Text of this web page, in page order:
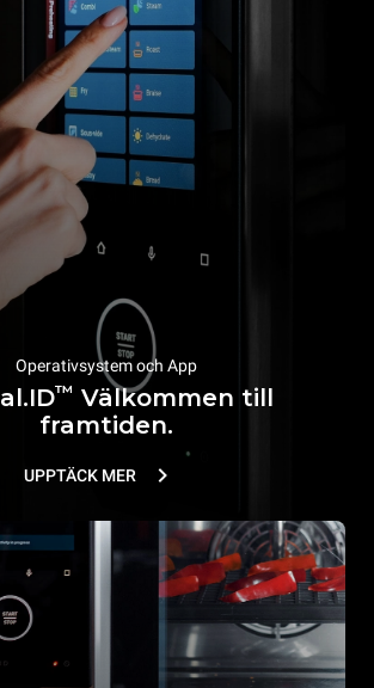
Operativsystem och App
™ Välkommen till
framtiden.
UPPTÄCK MER